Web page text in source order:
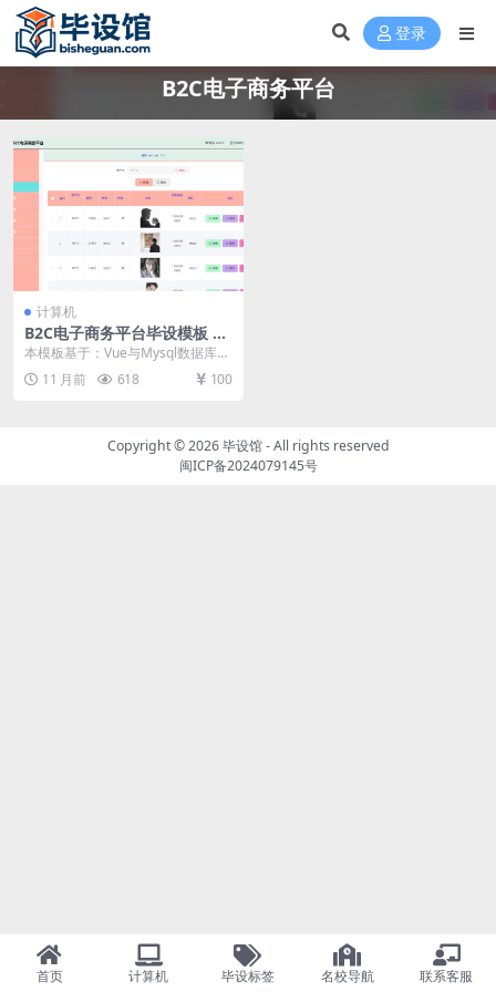
登录
B2C电子商务平台
计算机
B2C电子商务平台毕设模板 毕
业设计模板及毕业论文
本模板基于：Vue与Mysql数据库开
发 系统功能实现 系统实现部分就是
将系统分...
11 月前 618 100
Copyright © 2026毕设馆- All rights reserved
闽ICP备2024079145号
首页 计算机 毕设标签 名校导航 联系客服